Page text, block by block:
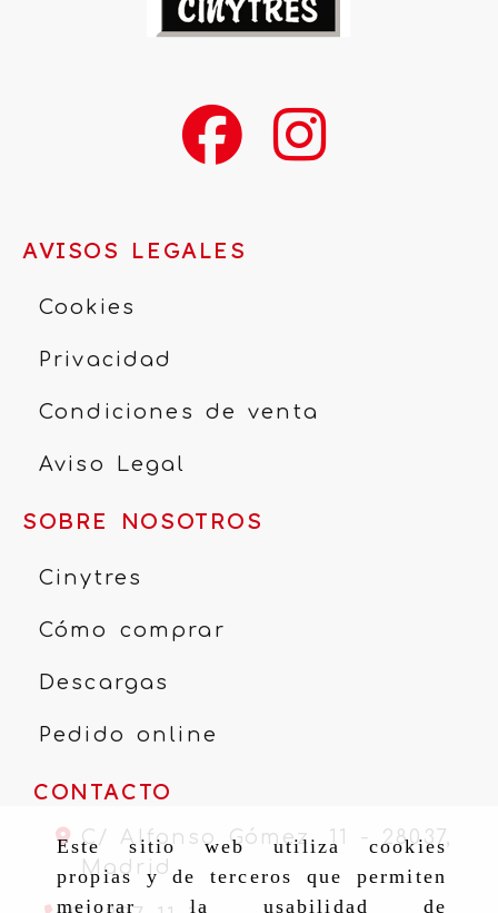
Este sitio web utiliza cookies
propias y de terceros que permiten
mejorar la usabilidad de
AVISOS LEGALES
Cookies
Privacidad
Condiciones de venta
Aviso Legal
SOBRE NOSOTROS
Cinytres
Cómo comprar
Descargas
Pedido online
CONTACTO
C/ Alfonso Gómez, 11 - 28037,
Madrid